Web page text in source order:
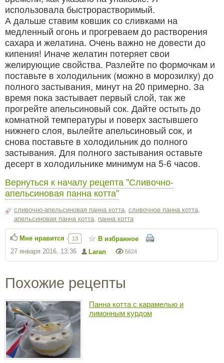
использовала быстрорастворимый.
А дальше ставим ковшик со сливками на
медленный огонь и прогреваем до растворения
сахара и желатина. Очень важно не довести до
кипения! Иначе желатин потеряет свои
желирующие свойства. Разлейте по формочкам и
поставьте в холодильник (можно в морозилку) до
полного застывания, минут на 20 примерно. За
время пока застывает первый слой, так же
прогрейте апельсиновый сок. Дайте остыть до
комнатной температуры и поверх застывшего
нижнего слоя, вылейте апельсиновый сок, и
снова поставьте в холодильник до полного
застывания. Для полного застывания оставьте
десерт в холодильнике минимум на 5-6 часов.
Вернуться к началу рецепта "Сливочно-
апельсиновая панна котта"
сливочно-апельсиновая панна котта сливочное панна котта
апельсиновая панна котта панна котта
5624
Laran
27 января 2016, 13:36
Мне нравится 13 В избранное
Похожие рецепты
Панна котта с карамелью и
лимонным курдом